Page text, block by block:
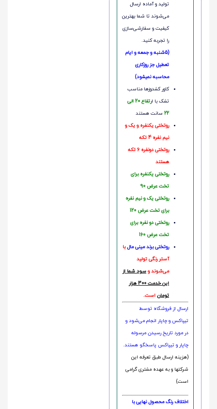
تولید و آماده ارسال
می‌شوند تا شما بهترین
کیفیت و سفارشی‌سازی
را تجربه کنید.
(5شنبه و جمعه و ایام
تعطیل جز روزکاری
محاسبه نمیشود)
کاور کشدوزها مناسب
تشک با ا
رتفاع 20 الی
22 سانت هستند
روتختی یکنفره و یک و
نیم نفره 4 تکه
روتختی دونفره 6 تکه
هستند
روتختی یکنفره برای
تخت عرض 90
روتختی یک و نیم نفره
برای تخت عرض 120
روتختی دو نفره برای
تخت عرض 160
روتختی‌ برند مینی مالبا
آستر رنگی تولید
می‌شوند و سود شما از
این خدمت 300 هزار
تومان است.
ارسال از فروشگاه توسط
تیپاکس و چاپار انجام می‌شود و
در مورد تاریخ رسیدن مرسوله
چاپار و تیپاکس پاسخگو هستند.
(هزینه ارسال طبق تعرفه این
شرکتها و به عهده مشتری گرامی
است)
اختلاف رنگ محصول نهایی با